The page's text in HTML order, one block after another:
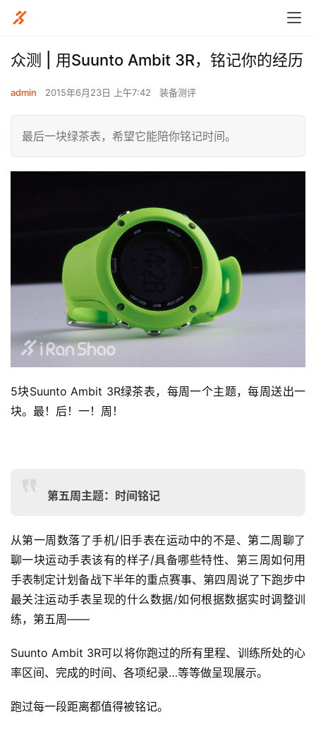
众测 | 用Suunto Ambit 3R，铭记你的经历
admin 2015年6月23日 上午7:42 装备测评
最后一块绿茶表，希望它能陪你铭记时间。
5块Suunto Ambit 3R绿茶表， 每周一个主题，每周送出一
块。最！后！一！周！
第五周主题：时间铭记
从第一周数落了手机/旧手表在运动中的不是、第二周聊了
聊一块运动手表该有的样子/具备哪些特性、第三周如何用
手表制定计划备战下半年的重点赛事、第四周说了下跑步中
最关注运动手表呈现的什么数据/如何根据数据实时调整训
练，第五周——
Suunto Ambit 3R可以将你跑过的所有里程、训练所处的心
率区间、完成的时间、各项纪录…等等做呈现展示。
跑过每一段距离都值得被铭记。